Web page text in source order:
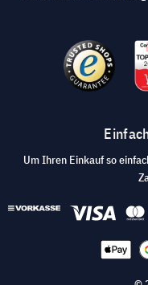
Um Ihren Einkauf so